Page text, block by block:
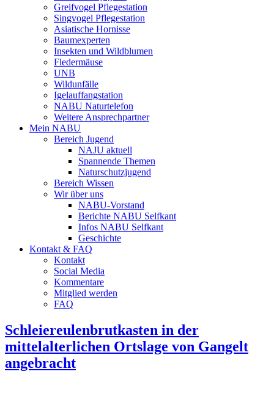
Greifvogel Pflegestation
Singvogel Pflegestation
Asiatische Hornisse
Baumexperten
Insekten und Wildblumen
Fledermäuse
UNB
Wildunfälle
Igelauffangstation
NABU Naturtelefon
Weitere Ansprechpartner
Mein NABU
Bereich Jugend
NAJU aktuell
Spannende Themen
Naturschutzjugend
Bereich Wissen
Wir über uns
NABU-Vorstand
Berichte NABU Selfkant
Infos NABU Selfkant
Geschichte
Kontakt & FAQ
Kontakt
Social Media
Kommentare
Mitglied werden
FAQ
Schleiereulenbrutkasten in der
mittelalterlichen Ortslage von Gangelt
angebracht